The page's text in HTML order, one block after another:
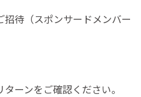
招待（スポンサードメンバー
ーンをご確認ください。